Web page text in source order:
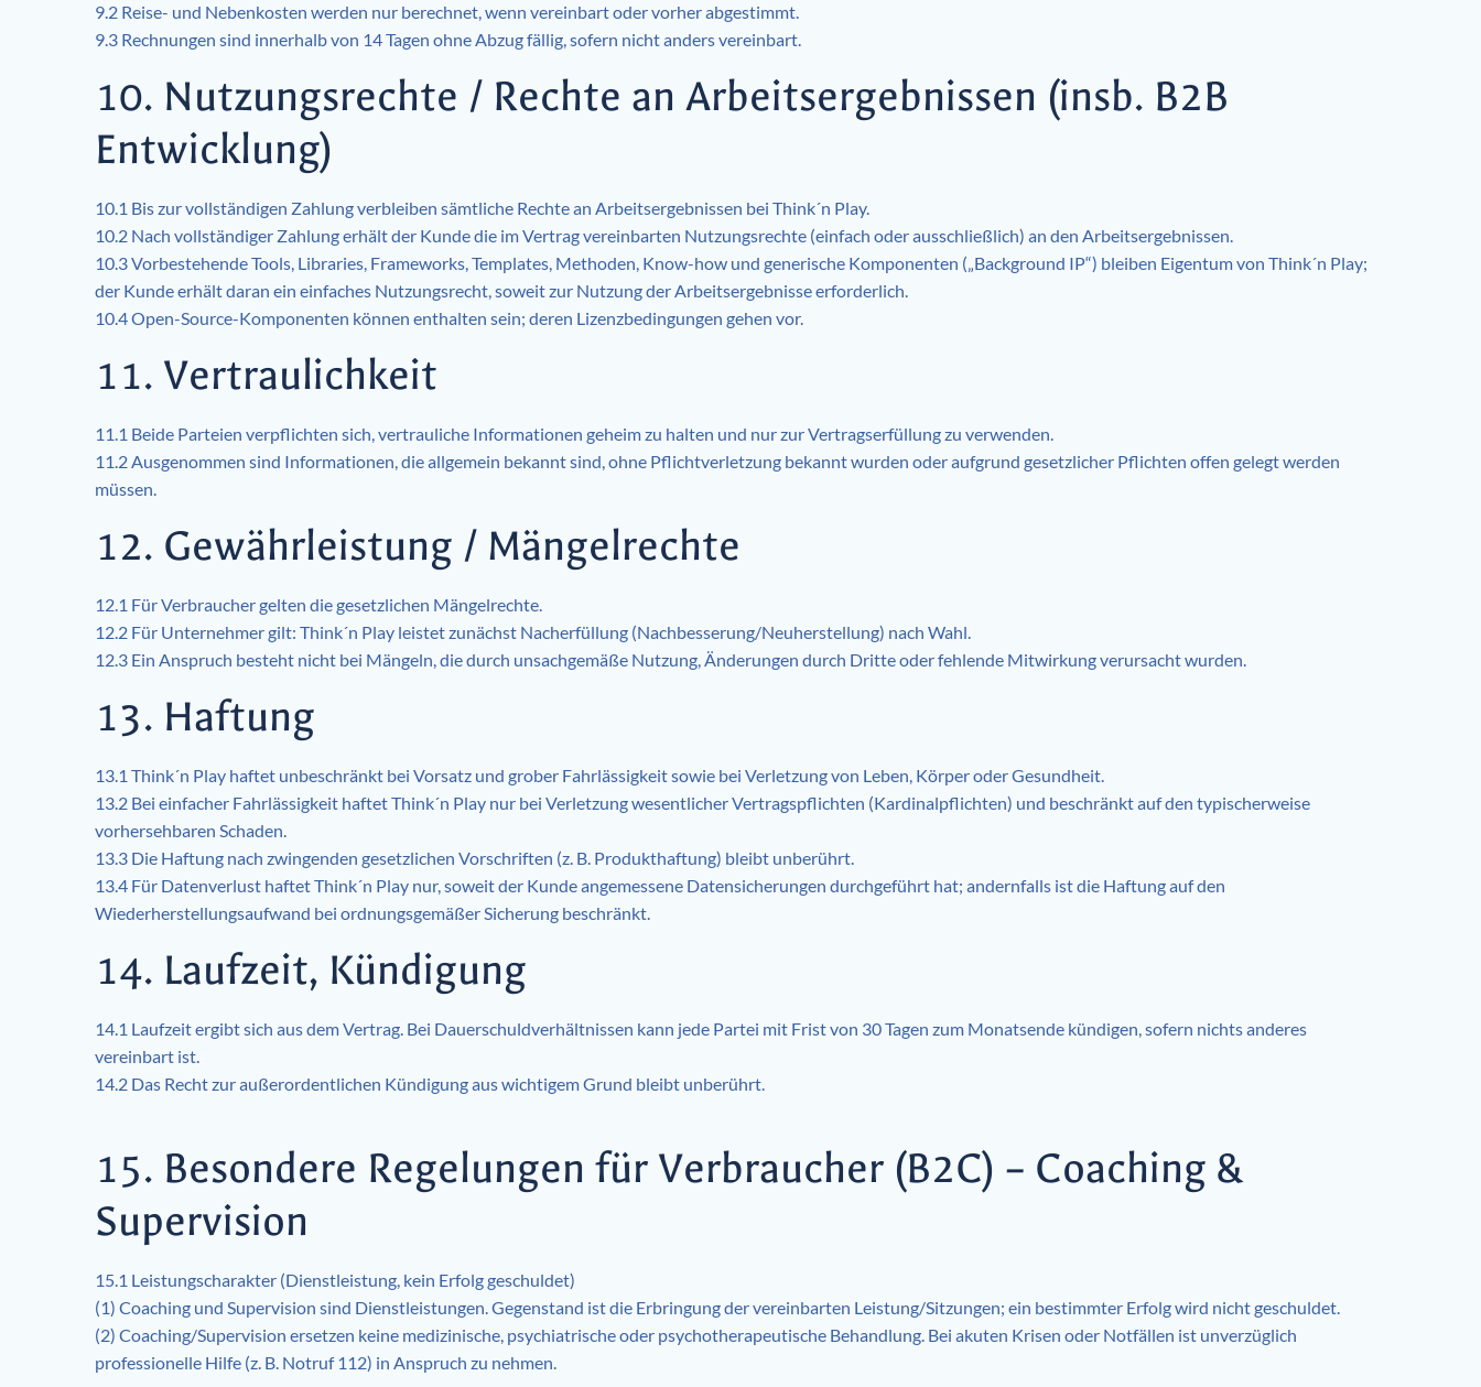
9.2 Reise- und Nebenkosten werden nur berechnet, wenn vereinbart oder vorher abgestimmt.
9.3 Rechnungen sind innerhalb von 14 Tagen ohne Abzug fällig, sofern nicht anders vereinbart.
10. Nutzungsrechte / Rechte an Arbeitsergebnissen (insb. B2B
Entwicklung)
10.1 Bis zur vollständigen Zahlung verbleiben sämtliche Rechte an Arbeitsergebnissen bei Think´n Play.
10.2 Nach vollständiger Zahlung erhält der Kunde die im Vertrag vereinbarten Nutzungsrechte (einfach oder ausschließlich) an den Arbeitsergebnissen.
10.3 Vorbestehende Tools, Libraries, Frameworks, Templates, Methoden, Know-how und generische Komponenten („Background IP“) bleiben Eigentum von Think´n Play;
der Kunde erhält daran ein einfaches Nutzungsrecht, soweit zur Nutzung der Arbeitsergebnisse erforderlich.
10.4 Open-Source-Komponenten können enthalten sein; deren Lizenzbedingungen gehen vor.
11. Vertraulichkeit
11.1 Beide Parteien verpflichten sich, vertrauliche Informationen geheim zu halten und nur zur Vertragserfüllung zu verwenden.
11.2 Ausgenommen sind Informationen, die allgemein bekannt sind, ohne Pflichtverletzung bekannt wurden oder aufgrund gesetzlicher Pflichten offen gelegt werden
müssen.
12. Gewährleistung / Mängelrechte
12.1 Für Verbraucher gelten die gesetzlichen Mängelrechte.
12.2 Für Unternehmer gilt: Think´n Play leistet zunächst Nacherfüllung (Nachbesserung/Neuherstellung) nach Wahl.
12.3 Ein Anspruch besteht nicht bei Mängeln, die durch unsachgemäße Nutzung, Änderungen durch Dritte oder fehlende Mitwirkung verursacht wurden.
13. Haftung
13.1 Think´n Play haftet unbeschränkt bei Vorsatz und grober Fahrlässigkeit sowie bei Verletzung von Leben, Körper oder Gesundheit.
13.2 Bei einfacher Fahrlässigkeit haftet Think´n Play nur bei Verletzung wesentlicher Vertragspflichten (Kardinalpflichten) und beschränkt auf den typischerweise
vorhersehbaren Schaden.
13.3 Die Haftung nach zwingenden gesetzlichen Vorschriften (z. B. Produkthaftung) bleibt unberührt.
13.4 Für Datenverlust haftet Think´n Play nur, soweit der Kunde angemessene Datensicherungen durchgeführt hat; andernfalls ist die Haftung auf den
Wiederherstellungsaufwand bei ordnungsgemäßer Sicherung beschränkt.
14. Laufzeit, Kündigung
14.1 Laufzeit ergibt sich aus dem Vertrag. Bei Dauerschuldverhältnissen kann jede Partei mit Frist von 30 Tagen zum Monatsende kündigen, sofern nichts anderes
vereinbart ist.
14.2 Das Recht zur außerordentlichen Kündigung aus wichtigem Grund bleibt unberührt.
15. Besondere Regelungen für Verbraucher (B2C) – Coaching &
Supervision
15.1 Leistungscharakter (Dienstleistung, kein Erfolg geschuldet)
(1) Coaching und Supervision sind Dienstleistungen. Gegenstand ist die Erbringung der vereinbarten Leistung/Sitzungen; ein bestimmter Erfolg wird nicht geschuldet.
(2) Coaching/Supervision ersetzen keine medizinische, psychiatrische oder psychotherapeutische Behandlung. Bei akuten Krisen oder Notfällen ist unverzüglich
professionelle Hilfe (z. B. Notruf 112) in Anspruch zu nehmen.